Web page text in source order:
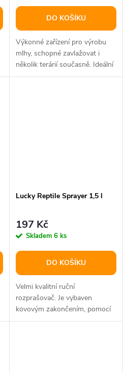
DO KOŠÍKU
Výkonné zařízení pro výrobu
mlhy, schopné zavlažovat i
několik terárií současně. Ideální
pro tropická vlhká terária.
Lucky Reptile Sprayer 1,5 l
197 Kč
Skladem 6 ks
DO KOŠÍKU
Velmi kvalitní ruční
rozprašovač. Je vybaven
kovovým zakončením, pomocí
kterého se voda rozprašuje na